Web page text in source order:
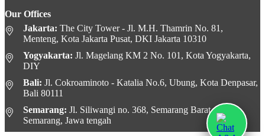
Our Offices
Jakarta: The City Tower - Jl. M.H. Thamrin No. 81,
Menteng, Kota Jakarta Pusat, DKI Jakarta 10310
Yogyakarta: Jl. Magelang KM 2 No. 101, Kota Yogyakarta,
DIY
Bali: Jl. Cokroaminoto - Katalia No.6, Ubung, Kota Denpasar,
Bali 80111
Semarang: Jl. Siliwangi no. 368, Semarang Barat, Kota
Semarang, Jawa tengah